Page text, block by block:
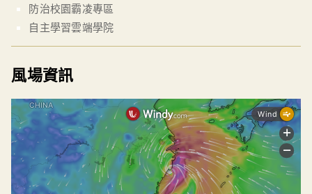
防治校園霸凌專區
自主學習雲端學院
風場資訊